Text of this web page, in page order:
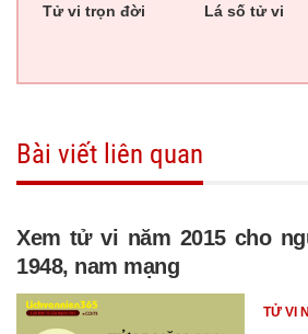
Tử vi trọn đời Lá số tử vi
Bài viết liên quan
Xem tử vi năm 2015 cho
1948, nam mạng
TỬ VI